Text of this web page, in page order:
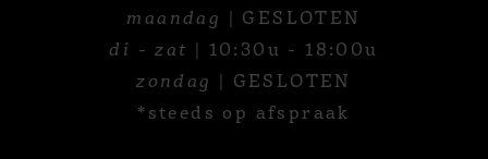
maandag | GESLOTEN
di - zat | 10:30u - 18:00u
zondag | GESLOTEN
*steeds op afspraak